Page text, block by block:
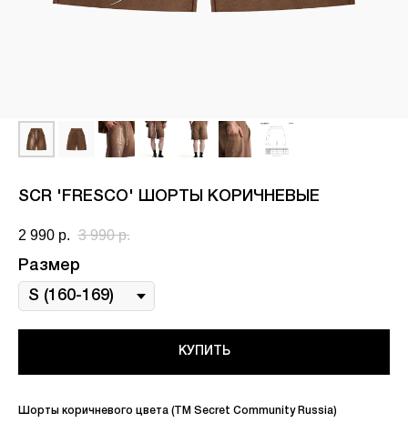
SCR 'FRESCO' ШОРТЫ КОРИЧНЕВЫЕ
2 990 р. 3 990 р.
Размер
КУПИТЬ
Шорты коричневого цвета (ТМ Secret Community Russia)